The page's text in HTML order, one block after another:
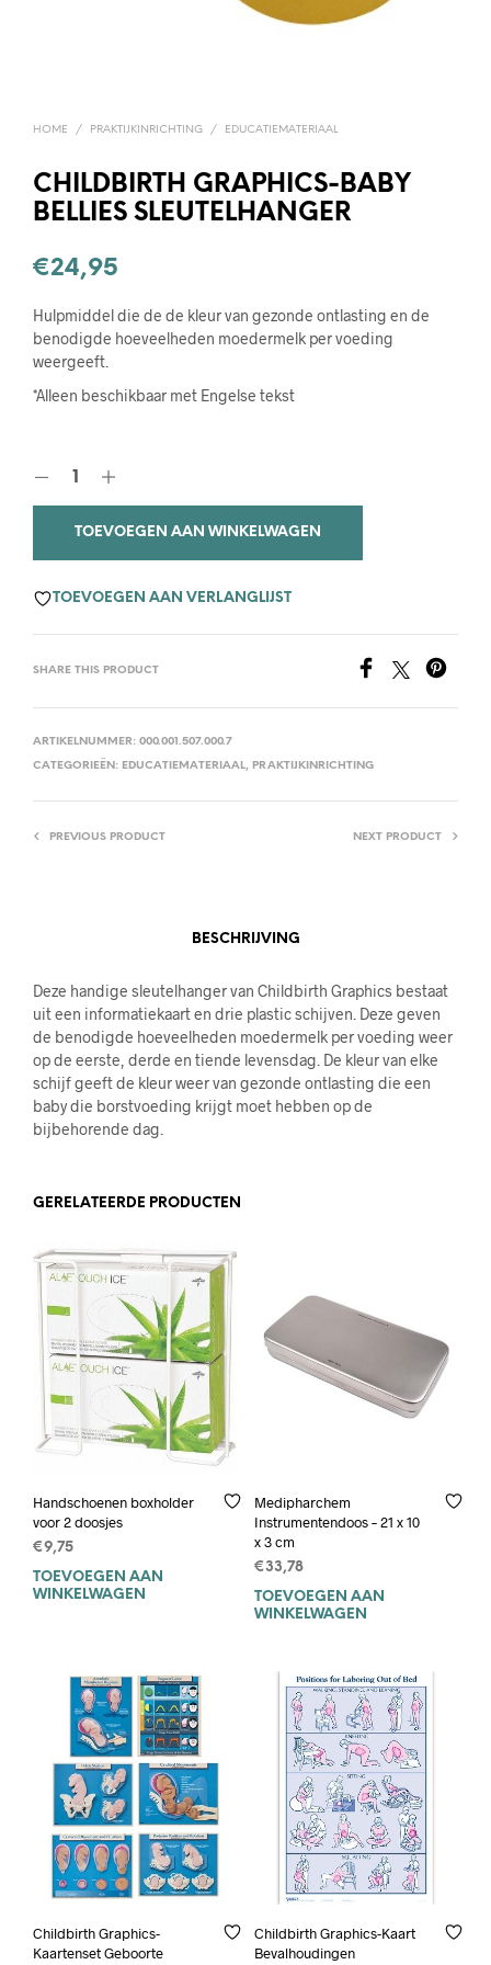
HOME / PRAKTIJKINRICHTING / EDUCATIEMATERIAAL
CHILDBIRTH GRAPHICS-BABY
BELLIES SLEUTELHANGER
€24,95
Hulpmiddel die de de kleur van gezonde ontlasting en de
benodigde hoeveelheden moedermelk per voeding
weergeeft.
*Alleen beschikbaar met Engelse tekst
TOEVOEGEN AAN WINKELWAGEN
TOEVOEGEN AAN VERLANGLIJST
SHARE THIS PRODUCT
ARTIKELNUMMER: 000.001.507.000.7
CATEGORIEËN: EDUCATIEMATERIAAL, PRAKTIJKINRICHTING
PREVIOUS PRODUCT NEXT PRODUCT
BESCHRIJVING
Deze handige sleutelhanger van Childbirth Graphics bestaat
uit een informatiekaart en drie plastic schijven. Deze geven
de benodigde hoeveelheden moedermelk per voeding weer
op de eerste, derde en tiende levensdag. De kleur van elke
schijf geeft de kleur weer van gezonde ontlasting die een
baby die borstvoeding krijgt moet hebben op de
bijbehorende dag.
GERELATEERDE PRODUCTEN
Handschoenen boxholder
voor 2 doosjes
€9,75
TOEVOEGEN AAN
WINKELWAGEN
Medipharchem
Instrumentendoos – 21 x 10
x 3 cm
€33,78
TOEVOEGEN AAN
WINKELWAGEN
Childbirth Graphics-
Kaartenset Geboorte
Childbirth Graphics-Kaart
Bevalhoudingen